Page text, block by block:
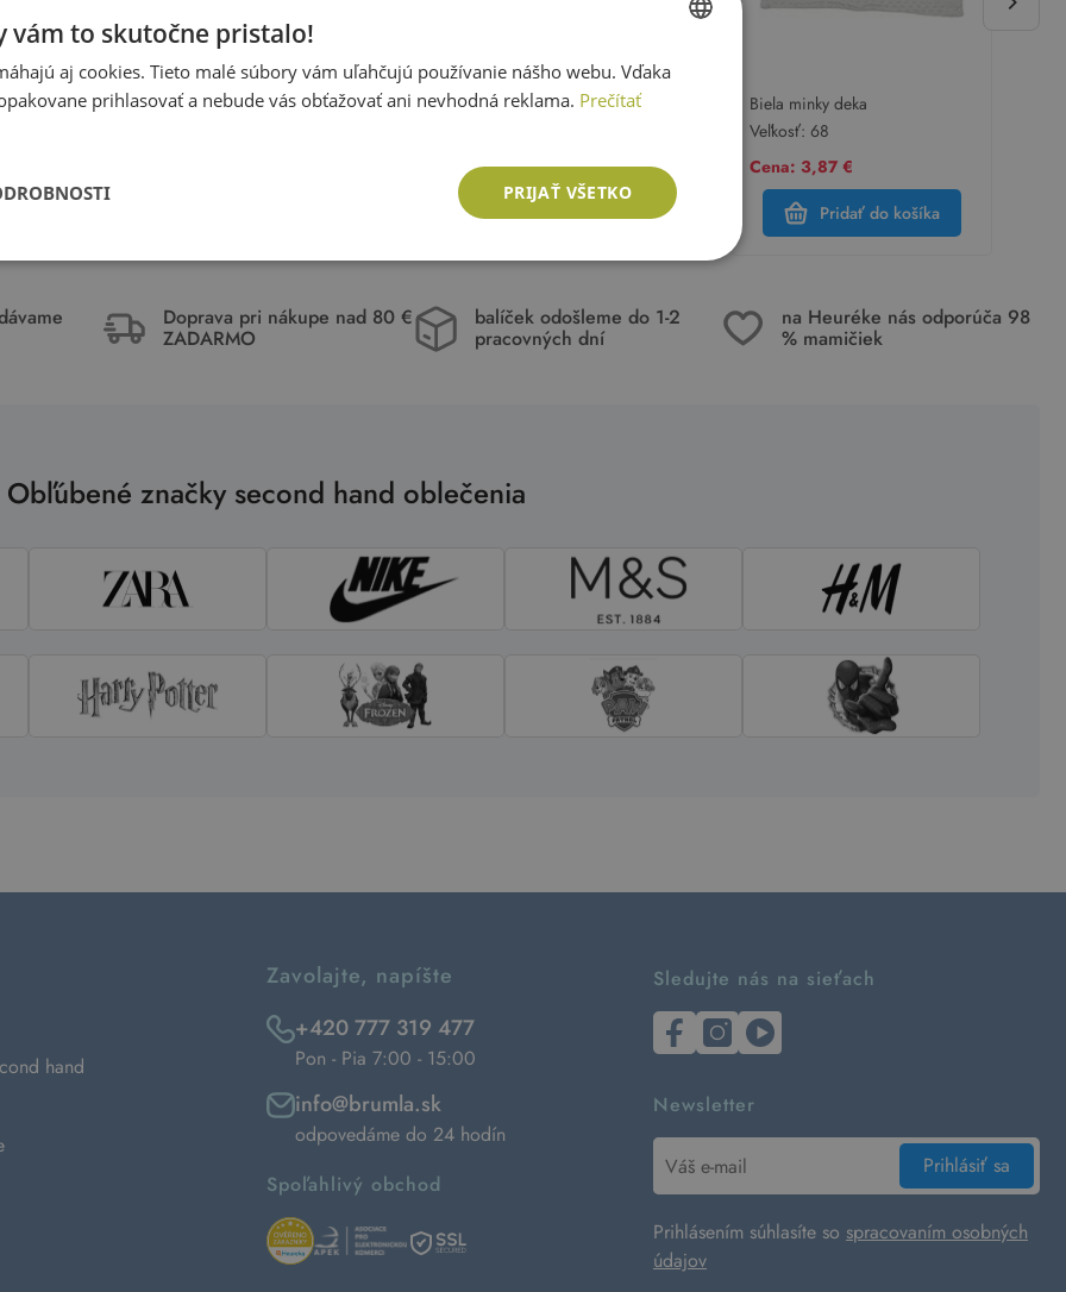
s
Lily & Dan
Smetanový chlupatý zateplený
Sivá chlpatá deka so slonom
Cena: 3,87 €
Pridať do košíka
Biela minky deka
Veľkosť: 68
Cena: 3,87 €
Pridať do košíka
Doprava pri nákupe nad 80 €
ZADARMO
balíček odošleme do 1-2
pracovných dní
na Heuréke nás odporúča 98
% mamičiek
Obľúbené značky second hand oblečenia
hand
Zavolajte, napíšte
+420 777 319 477
Pon - Pia 7:00 - 15:00
info@brumla.sk
odpovedáme do 24 hodín
Spoľahlivý obchod
Sledujte nás na sieťach
Newsletter
Prihlásiť sa
Prihlásením súhlasíte so spracovaním osobných
údajov
SLOVAK
ENGLISH
vám to skutočne pristalo!
aj cookies. Tieto malé súbory vám uľahčujú používanie nášho webu. Vďaka
prihlasovať a nebude vás obťažovať ani nevhodná reklama. Prečítať
PRIJAŤ VŠETKO